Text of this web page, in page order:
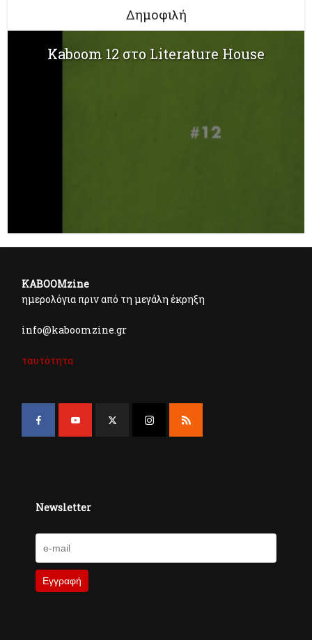
Δημοφιλή
Kaboom 12 στο Literature House
KABOOMzine
ημερολόγια πριν από τη μεγάλη έκρηξη
info@kaboomzine.gr
ταυτότητα
Newsletter